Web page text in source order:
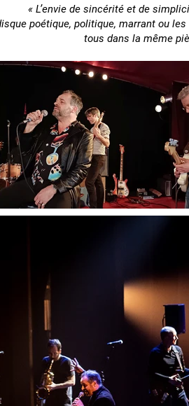
« L’envie de sincérité et de
poétique, politique, marrant ou
tous dans la même